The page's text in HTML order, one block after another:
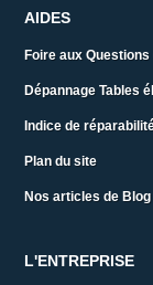
AIDES
Foire aux Questions
Dépannage Tables
Indice de
Plan du site
Nos articles de Blog
L'ENTREPRISE